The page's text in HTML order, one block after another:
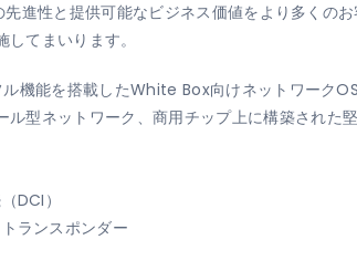
進性と提供可能なビジネス価値をより多くの
てまいります。
機能を搭載したWhite Box向けネットワーク
ル型ネットワーク、商用チップ上に構築され
DCI）
ランスポンダー